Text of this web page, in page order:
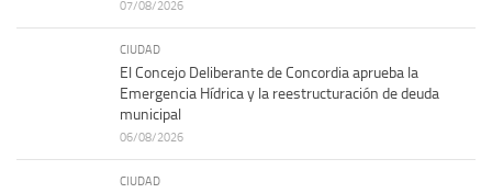
07/08/2026
CIUDAD
El Concejo Deliberante de Concordia aprueba la
Emergencia Hídrica y la reestructuración de deuda
municipal
06/08/2026
CIUDAD